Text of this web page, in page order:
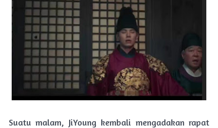
Suatu malam, JiYoung kembali mengadakan rapat